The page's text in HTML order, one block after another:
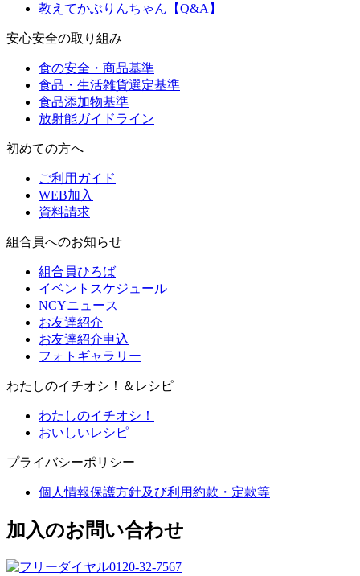
教えてかぶりんちゃん【Q&A】
安心安全の取り組み
食の安全・商品基準
食品・生活雑貨選定基準
食品添加物基準
放射能ガイドライン
初めての方へ
ご利用ガイド
WEB加入
資料請求
組合員へのお知らせ
組合員ひろば
イベントスケジュール
NCYニュース
お友達紹介
お友達紹介申込
フォトギャラリー
わたしのイチオシ！＆レシピ
わたしのイチオシ！
おいしいレシピ
プライバシーポリシー
個人情報保護方針及び利用約款・定款等
加入のお問い合わせ
0120-32-7567